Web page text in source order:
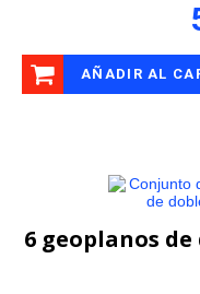
AÑADIR AL
6 geoplanos de